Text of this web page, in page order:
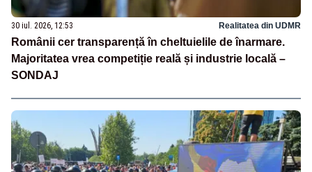
30 iul. 2026, 12:53 Realitatea din UDMR
Românii cer transparență în cheltuielile de înarmare.
Majoritatea vrea competiție reală și industrie locală –
SONDAJ